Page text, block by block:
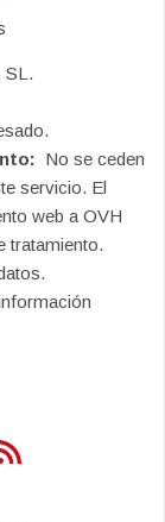
SL.
No se ceden
servicio. El
web a OVH
tratamiento.
RSS